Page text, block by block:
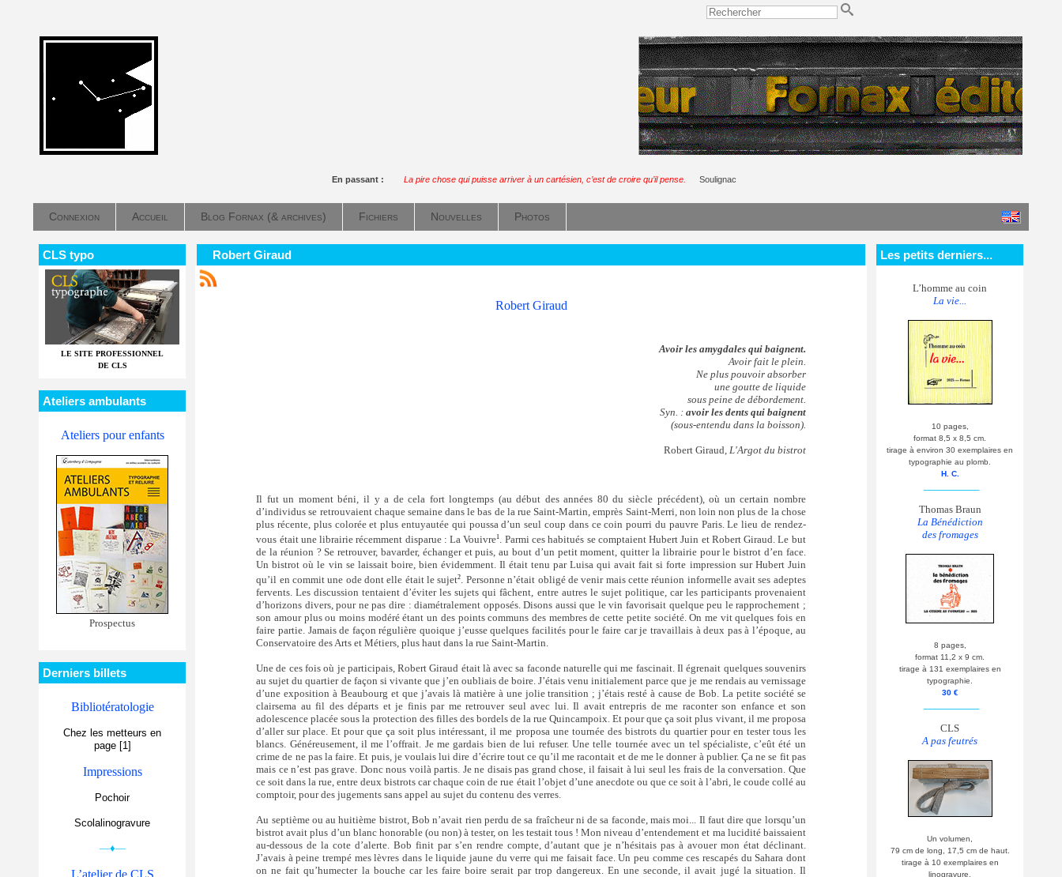
En passant : La pire chose qui puisse arriver à un cartésien, c’est de croire qu’il pense. Soulignac
Connexion Accueil Blog Fornax (& archives) Fichiers Nouvelles Photos
CLS typo
LE SITE PROFESSIONNEL
DE CLS
Ateliers ambulants
Ateliers pour enfants
Prospectus
Derniers billets
Bibliotératologie
Chez les metteurs en
page [1]
Impressions
Pochoir
Scolalinogravure
—♦—
L’atelier de CLS
Robert Giraud
Robert Giraud
Avoir les amygdales qui baignent.
Avoir fait le plein.
Ne plus pouvoir absorber
une goutte de liquide
sous peine de débordement.
Syn. : avoir les dents qui baignent
(sous-entendu dans la boisson).
Robert Giraud, L'Argot du bistrot
Il fut un moment béni, il y a de cela fort longtemps (au début des années 80 du siècle précédent), où un certain nombre
d’individus se retrouvaient chaque semaine dans le bas de la rue Saint-Martin, emprès Saint-Merri, non loin non plus de la chose
plus récente, plus colorée et plus entuyautée qui poussa d’un seul coup dans ce coin pourri du pauvre Paris. Le lieu de rendez-
vous était une librairie récemment disparue : La Vouivre1
. Parmi ces habitués se comptaient Hubert Juin et Robert Giraud. Le but
de la réunion ? Se retrouver, bavarder, échanger et puis, au bout d’un petit moment, quitter la librairie pour le bistrot d’en face.
Un bistrot où le vin se laissait boire, bien évidemment. Il était tenu par Luisa qui avait fait si forte impression sur Hubert Juin
qu’il en commit une ode dont elle était le sujet2. Personne n’était obligé de venir mais cette réunion informelle avait ses adeptes
fervents. Les discussion tentaient d’éviter les sujets qui fâchent, entre autres le sujet politique, car les participants provenaient
d’horizons divers, pour ne pas dire : diamétralement opposés. Disons aussi que le vin favorisait quelque peu le rapprochement ;
son amour plus ou moins modéré étant un des points communs des membres de cette petite société. On me vit quelques fois en
faire partie. Jamais de façon régulière quoique j’eusse quelques facilités pour le faire car je travaillais à deux pas à l’époque, au
Conservatoire des Arts et Métiers, plus haut dans la rue Saint-Martin.
Une de ces fois où je participais, Robert Giraud était là avec sa faconde naturelle qui me fascinait. Il égrenait quelques souvenirs
au sujet du quartier de façon si vivante que j’en oubliais de boire. J’étais venu initialement parce que je me rendais au vernissage
d’une exposition à Beaubourg et que j’avais là matière à une jolie transition ; j’étais resté à cause de Bob. La petite société se
clairsema au fil des départs et je finis par me retrouver seul avec lui. Il avait entrepris de me raconter son enfance et son
adolescence placée sous la protection des filles des bordels de la rue Quincampoix. Et pour que ça soit plus vivant, il me proposa
d’aller sur place. Et pour que ça soit plus intéressant, il me proposa une tournée des bistrots du quartier pour en tester tous les
blancs. Généreusement, il me l’offrait. Je me gardais bien de lui refuser. Une telle tournée avec un tel spécialiste, c’eût été un
crime de ne pas la faire. Et puis, je voulais lui dire d’écrire tout ce qu’il me racontait et de me le donner à publier. Ça ne se fit pas
mais ce n’est pas grave. Donc nous voilà partis. Je ne disais pas grand chose, il faisait à lui seul les frais de la conversation. Que
ce soit dans la rue, entre deux bistrots car chaque coin de rue était l’objet d’une anecdote ou que ce soit à l’abri, le coude collé au
comptoir, pour des jugements sans appel au sujet du contenu des verres.
Au septième ou au huitième bistrot, Bob n’avait rien perdu de sa fraîcheur ni de sa faconde, mais moi... Il faut dire que lorsqu’un
bistrot avait plus d’un blanc honorable (ou non) à tester, on les testait tous ! Mon niveau d’entendement et ma lucidité baissaient
au-dessous de la cote d’alerte. Bob finit par s’en rendre compte, d’autant que je n’hésitais pas à avouer mon état déclinant.
J’avais à peine trempé mes lèvres dans le liquide jaune du verre qui me faisait face. Un peu comme ces rescapés du Sahara dont
on ne fait qu’humecter la bouche car les faire boire serait par trop dangereux. En une seconde, il avait jugé la situation. Il
Les petits derniers...
L’homme au coin
La vie...
10 pages,
format 8,5 x 8,5 cm.
tirage à environ 30 exemplaires en
typographie au plomb.
H. C.
Thomas Braun
La Bénédiction
des fromages
8 pages,
format 11,2 x 9 cm.
tirage à 131 exemplaires en
typographie.
30 €
CLS
A pas feutrés
Un volumen,
79 cm de long, 17,5 cm de haut.
tirage à 10 exemplaires en
linogravure.